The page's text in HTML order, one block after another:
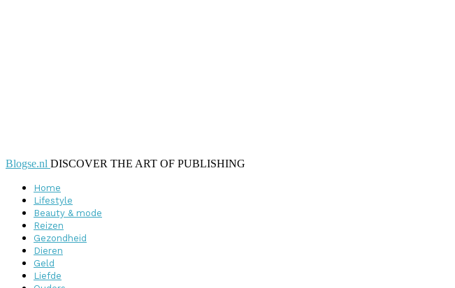
Blogse.nl DISCOVER THE ART OF PUBLISHING
Home
Lifestyle
Beauty & mode
Reizen
Gezondheid
Dieren
Geld
Liefde